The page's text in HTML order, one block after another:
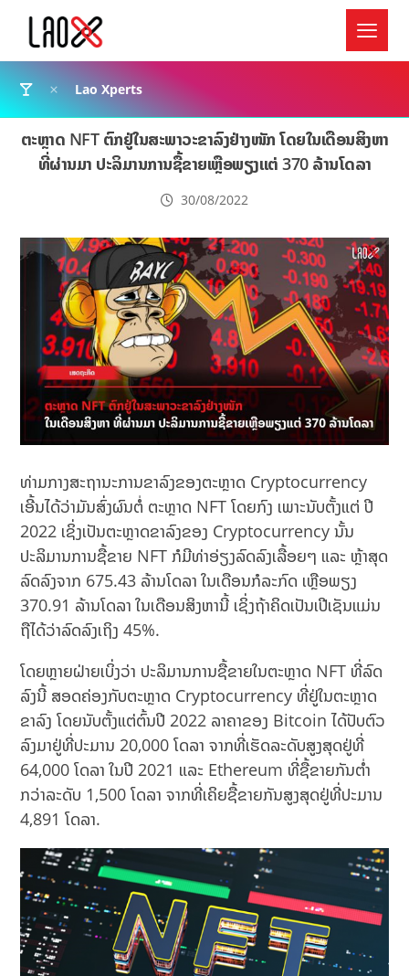
Lao Xperts
ຕະຫຼາດ NFT ຕົກຢູ່ໃນສະພາວະຂາລົງຢ່າງໜັກ ໂດຍໃນເດືອນສິງຫາ
ທີ່ຜ່ານມາ ປະລິມານການຊື້ຂາຍເຫຼືອພຽງແຕ່ 370 ລ້ານໂດລາ
30/08/2022
ທ່າມກາງສະຖານະການຂາລົງຂອງຕະຫຼາດ Cryptocurrency
ເອີ້ນໄດ້ວ່າມັນສົ່ງຜົນຕໍ່ ຕະຫຼາດ NFT ໂດຍກົງ ເພາະນັບຕັ້ງແຕ່ ປີ
2022 ເຊິ່ງເປັນຕະຫຼາດຂາລົງຂອງ Cryptocurrency ນັ້ນ
ປະລິມານການຊື້ຂາຍ NFT ກໍມີທ່າອ່ຽງລົດລົງເລື້ອຍໆ ແລະ ຫຼ້າສຸດ
ລົດລົງຈາກ 675.43 ລ້ານໂດລາ ໃນເດືອນກໍລະກົດ ເຫຼືອພຽງ
370.91 ລ້ານໂດລາ ໃນເດືອນສິງຫານີ້ ເຊິ່ງຖ້າຄິດເປັນເປີເຊັນແມ່ນ
ຖືໄດ້ວ່າລົດລົງເຖິງ 45%.
ໂດຍຫຼາຍຝ່າຍເບິ່ງວ່າ ປະລິມານການຊື້ຂາຍໃນຕະຫຼາດ NFT ທີ່ລົດ
ລົງນີ້ ສອດຄ່ອງກັບຕະຫຼາດ Cryptocurrency ທີ່ຢູ່ໃນຕະຫຼາດ
ຂາລົງ ໂດຍນັບຕັ້ງແຕ່ຕົ້ນປີ 2022 ລາຄາຂອງ Bitcoin ໄດ້ປັບຕົວ
ລົງມາຢູ່ທີ່ປະມານ 20,000 ໂດລາ ຈາກທີ່ເຮັດລະດັບສູງສຸດຢູ່ທີ່
64,000 ໂດລາ ໃນປີ 2021 ແລະ Ethereum ທີ່ຊື້ຂາຍກັນຕໍ່າ
ກວ່າລະດັບ 1,500 ໂດລາ ຈາກທີ່ເຄິຍຊື້ຂາຍກັນສູງສຸດຢູ່ທີ່ປະມານ
4,891 ໂດລາ.